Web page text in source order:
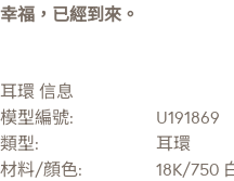
幸福，已經到來。
耳環 信息
模型編號:
U191869
類型:
耳環
材料/顔色:
18K/750